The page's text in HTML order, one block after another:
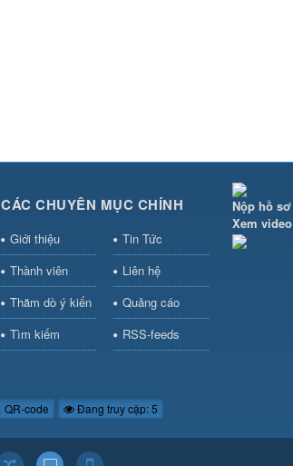
CÁC CHUYÊN MỤC CHÍNH
Giới thiệu
Tin Tức
Thành viên
Liên hệ
Thăm dò ý kiến
Quảng cáo
Tìm kiếm
RSS-feeds
Nộp hồ sơ
Xem video
QR-code Đang truy cập: 5